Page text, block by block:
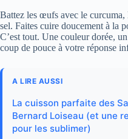
Battez les œufs avec le curcuma,
sel. Faites cuire doucement à la
C’est tout. Une couleur dorée,
coup de pouce à votre réponse
A LIRE AUSSI
La cuisson parfaite des
Bernard Loiseau (et une
pour les sublimer)